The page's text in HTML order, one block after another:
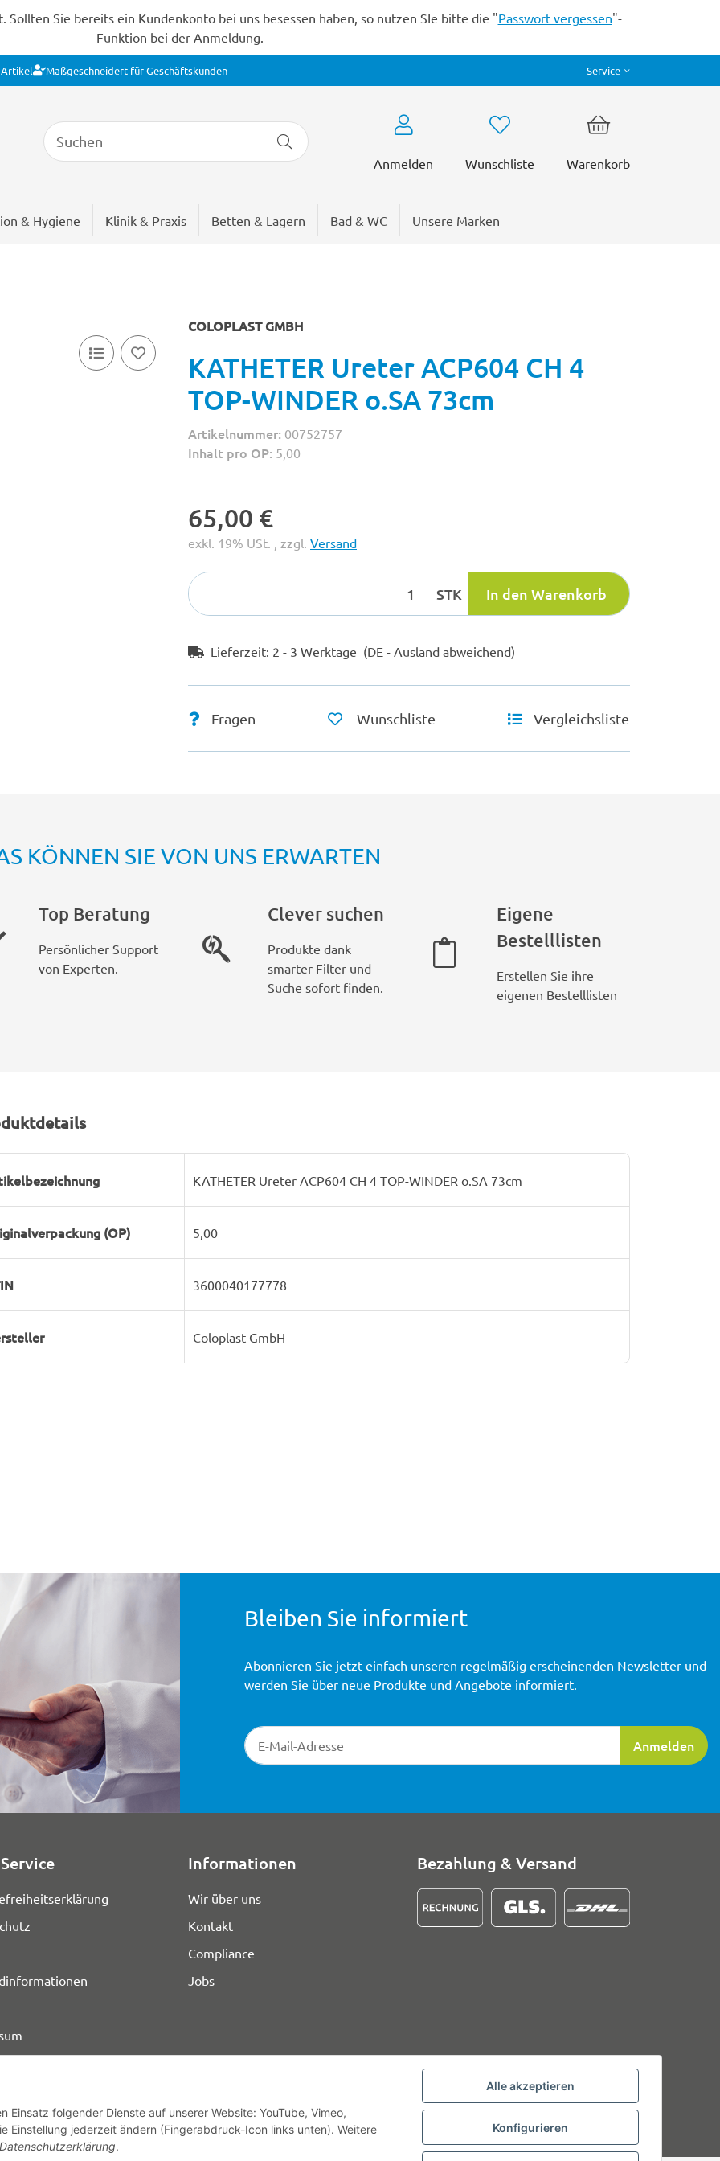
Alle akzeptieren
Konfigurieren
Einsatz folgender Dienste auf unserer Website: YouTube, Vimeo,
Einstellung jederzeit ändern (Fingerabdruck-Icon links unten). Weitere
Datenschutzerklärung.
Sie bereits ein Kundenkonto bei uns besessen haben, so nutzen SIe bitte die "Passwort vergessen"-
Funktion bei der Anmeldung.
Artikel Maßgeschneidert für Geschäftskunden Service
Anmelden Wunschliste Warenkorb
& Hygiene Klinik & Praxis Betten & Lagern Bad & WC Unsere Marken
COLOPLAST GMBH
KATHETER Ureter ACP604 CH 4
TOP-WINDER o.SA 73cm
Artikelnummer: 00752757
Inhalt pro OP: 5,00
65,00 €
exkl. 19% USt. , zzgl. Versand
STK In den Warenkorb
Lieferzeit: 2 - 3 Werktage (DE - Ausland abweichend)
Fragen Wunschliste Vergleichsliste
KÖNNEN SIE VON UNS ERWARTEN
Top Beratung
Persönlicher Support
von Experten.
Clever suchen
Produkte dank
smarter Filter und
Suche sofort finden.
Eigene
Bestelllisten
Erstellen Sie ihre
eigenen Bestelllisten
KATHETER Ureter ACP604 CH 4 TOP-WINDER o.SA 73cm
(OP) 5,00
3600040177778
Coloplast GmbH
Bleiben Sie informiert
Newsletter-Registrierung
Anmelden
Abonnieren Sie jetzt einfach unseren regelmäßig erscheinenden Newsletter und
werden Sie über neue Produkte und Angebote informiert.
Informationen
Wir über uns
Kontakt
Compliance
Jobs
Bezahlung & Versand